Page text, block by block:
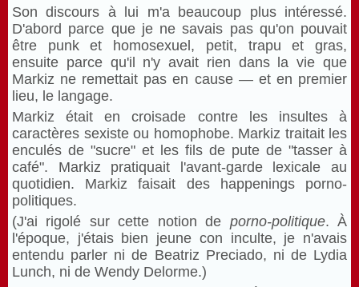
Son discours à lui m'a beaucoup plus intéressé.
D'abord parce que je ne savais pas qu'on pouvait
être punk et homosexuel, petit, trapu et gras,
ensuite parce qu'il n'y avait rien dans la vie que
Markiz ne remettait pas en cause — et en premier
lieu, le langage.
Markiz était en croisade contre les insultes à
caractères sexiste ou homophobe. Markiz traitait les
enculés de "sucre" et les fils de pute de "tasser à
café". Markiz pratiquait l'avant-garde lexicale au
quotidien. Markiz faisait des happenings porno-
politiques.
(J'ai rigolé sur cette notion de porno-politique. À
l'époque, j'étais bien jeune con inculte, je n'avais
entendu parler ni de Beatriz Preciado, ni de Lydia
Lunch, ni de Wendy Delorme.)